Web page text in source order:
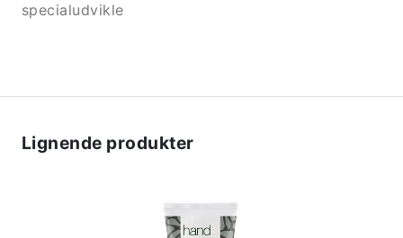
specialudvikle
Lignende produkter